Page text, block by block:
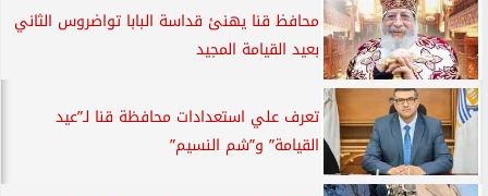
محافظ قنا يهنئ قداسة البابا تواضروس الثاني
بعيد القيامة المجيد
تعرف علي استعدادات محافظة قنا لـ”عيد
القيامة” و”شم النسيم”